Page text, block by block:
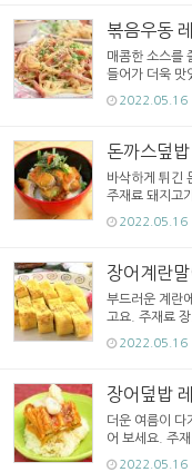
볶음우동
매콤한 소스를
들어가 더욱 맛
2022.05.16
돈까스덮밥
바삭하게 튀긴
주재료 돼지고
2022.05.16
장어계란말
부드러운 계란
고요. 주재료 장
2022.05.16
장어덮밥
더운 여름이 다
어 보세요. 주재
2022.05.16